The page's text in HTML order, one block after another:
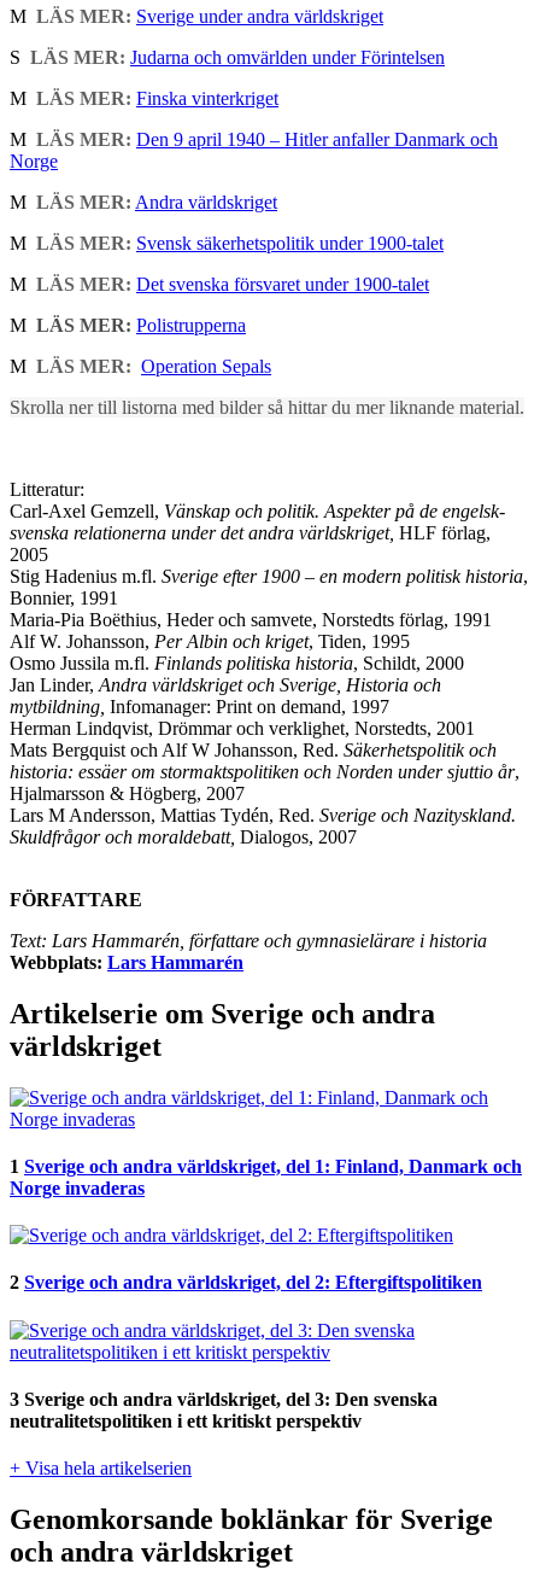
M LÄS MER: Sverige under andra världskriget
S LÄS MER: Judarna och omvärlden under Förintelsen
M LÄS MER: Finska vinterkriget
M LÄS MER: Den 9 april 1940 – Hitler anfaller Danmark och
Norge
M LÄS MER: Andra världskriget
M LÄS MER: Svensk säkerhetspolitik under 1900-talet
M LÄS MER: Det svenska försvaret under 1900-talet
M LÄS MER: Polistrupperna
M LÄS MER: Operation Sepals
Skrolla ner till listorna med bilder så hittar du mer liknande material.
Litteratur:
Carl-Axel Gemzell, Vänskap och politik. Aspekter på de engelsk-
svenska relationerna under det andra världskriget, HLF förlag,
2005
Stig Hadenius m.fl. Sverige efter 1900 – en modern politisk historia,
Bonnier, 1991
Maria-Pia Boëthius, Heder och samvete, Norstedts förlag, 1991
Alf W. Johansson, Per Albin och kriget, Tiden, 1995
Osmo Jussila m.fl. Finlands politiska historia, Schildt, 2000
Jan Linder, Andra världskriget och Sverige, Historia och
mytbildning, Infomanager: Print on demand, 1997
Herman Lindqvist, Drömmar och verklighet, Norstedts, 2001
Mats Bergquist och Alf W Johansson, Red. Säkerhetspolitik och
historia: essäer om stormaktspolitiken och Norden under sjuttio år,
Hjalmarsson & Högberg, 2007
Lars M Andersson, Mattias Tydén, Red. Sverige och Nazityskland.
Skuldfrågor och moraldebatt, Dialogos, 2007
FÖRFATTARE
Text: Lars Hammarén, författare och gymnasielärare i historia
Webbplats: Lars Hammarén
Artikelserie om Sverige och andra
världskriget
1 Sverige och andra världskriget, del 1: Finland, Danmark och
Norge invaderas
2 Sverige och andra världskriget, del 2: Eftergiftspolitiken
3 Sverige och andra världskriget, del 3: Den svenska
neutralitetspolitiken i ett kritiskt perspektiv
+ Visa hela artikelserien
Genomkorsande boklänkar för Sverige
och andra världskriget